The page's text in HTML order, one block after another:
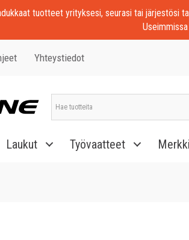
tuotteet yrityksesi, seurasi tai järjestösi
Yhteystiedot
Laukut Työvaatteet